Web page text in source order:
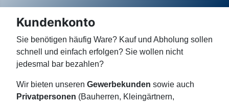
Kundenkonto
Sie benötigen häufig Ware? Kauf und Abholung sollen
schnell und einfach erfolgen? Sie wollen nicht
jedesmal bar bezahlen?
Wir bieten unseren Gewerbekunden sowie auch
Privatpersonen (Bauherren, Kleingärtnern,